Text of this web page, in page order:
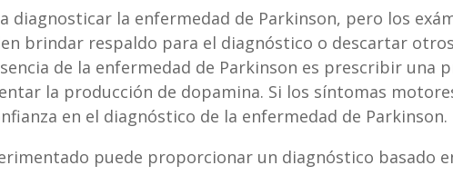
diagnosticar la enfermedad de Parkinson, pero los
brindar respaldo para el diagnóstico o descartar
de la enfermedad de Parkinson es prescribir una
la producción de dopamina. Si los síntomas
en el diagnóstico de la enfermedad de Parkinson.
puede proporcionar un diagnóstico basado